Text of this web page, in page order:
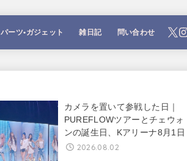
パーツ•ガジェット 雑日記 問い合わせ
カメラを置いて参戦した日｜
PUREFLOWツアーとチェウォ
ンの誕生日、Kアリーナ8月1日
2026.08.02